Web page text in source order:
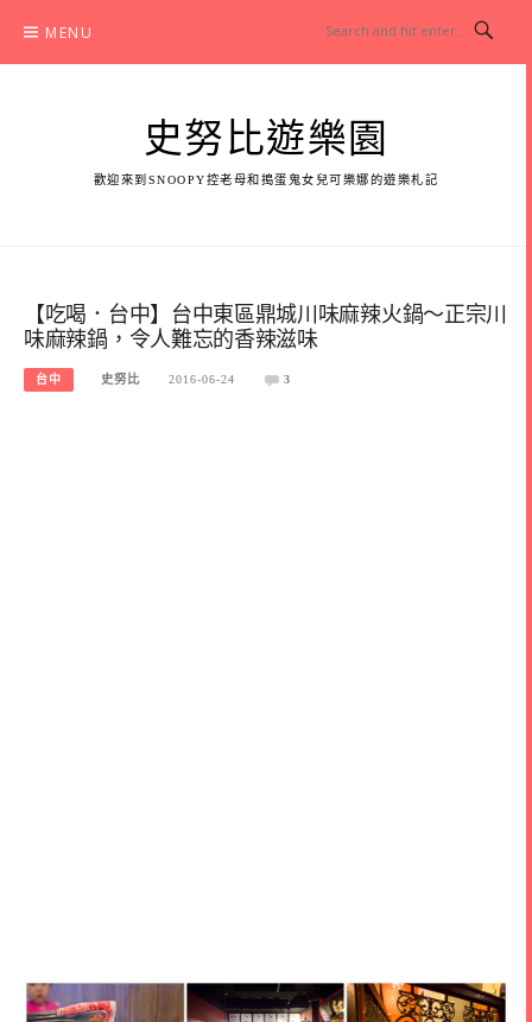
content
MENU
史努比遊樂園
歡迎來到SNOOPY控老母和搗蛋鬼女兒可樂娜的遊樂札記
【吃喝．台中】台中東區鼎城川味麻辣火鍋～正宗川
味麻辣鍋，令人難忘的香辣滋味
台中 史努比 2016-06-24 3